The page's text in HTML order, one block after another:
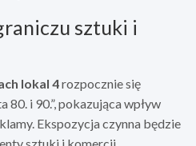
sztuki i
lokal 4rozpocznie się
80. i 90.”, pokazująca wpływ
Ekspozycja czynna będzie